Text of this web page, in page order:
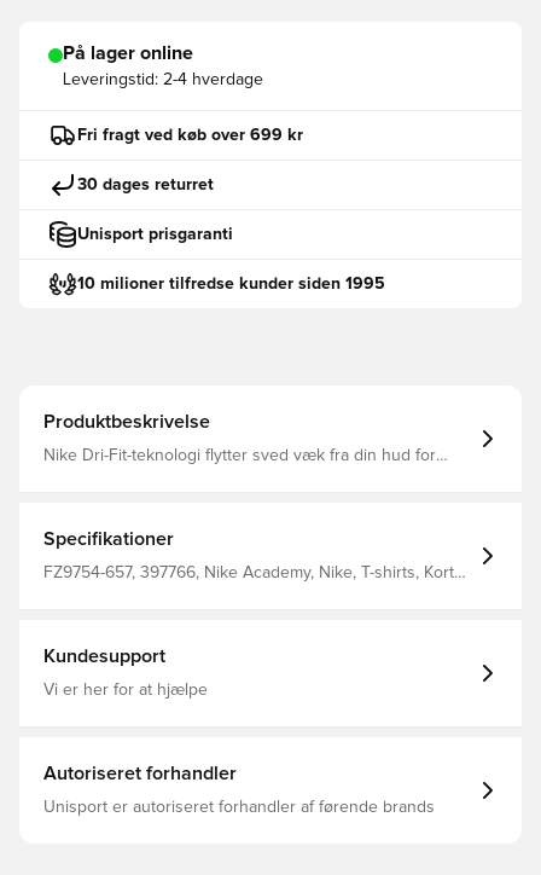
På lager online
Leveringstid: 2-4 hverdage
Fri fragt ved køb over 699 kr
30 dages returret
Unisport prisgaranti
10 milioner tilfredse kunder siden 1995
Produktbeskrivelse
Nike Dri-Fit-teknologi flytter sved væk fra din hud for
Specifikationer
FZ9754-657, 397766, Nike Academy, Nike, T-shirts, Kort
Kundesupport
Vi er her for at hjælpe
Autoriseret forhandler
Unisport er autoriseret forhandler af førende brands